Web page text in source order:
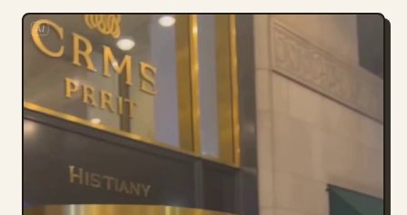
Prompts
Precios